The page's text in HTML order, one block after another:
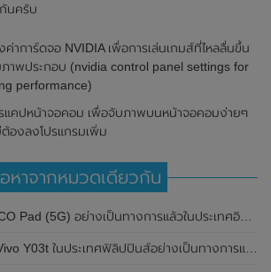
นครับ
ค่าการ์ดจอ NVIDIA เพื่อการเล่นเกมส์ที่ไหลลื่นขึ้น
าพประกอบ (nvidia control panel settings for
performance)
แคปหน้าจอคอม เพื่อจับภาพบนหน้าจอคอมง่ายๆ
ต้องลงโปรแกรมเพิ่ม
อหาจากหมวดเดียวกัน
การแล้วในประเทศอินเดีย มาพร้อมชิปเซ็ต Snapdragon 7s Gen 2 ของ Qualcomm และรองรับเครือข่าย 5G
ทางการแล้ว มาพร้อมชิปเซ็ต Unisoc T612 , กล้องหลัง ความละเอียด 13MP , แบตเตอรี่ 5,000mAh และหน้าจอแสดงผล LCD / 90Hz